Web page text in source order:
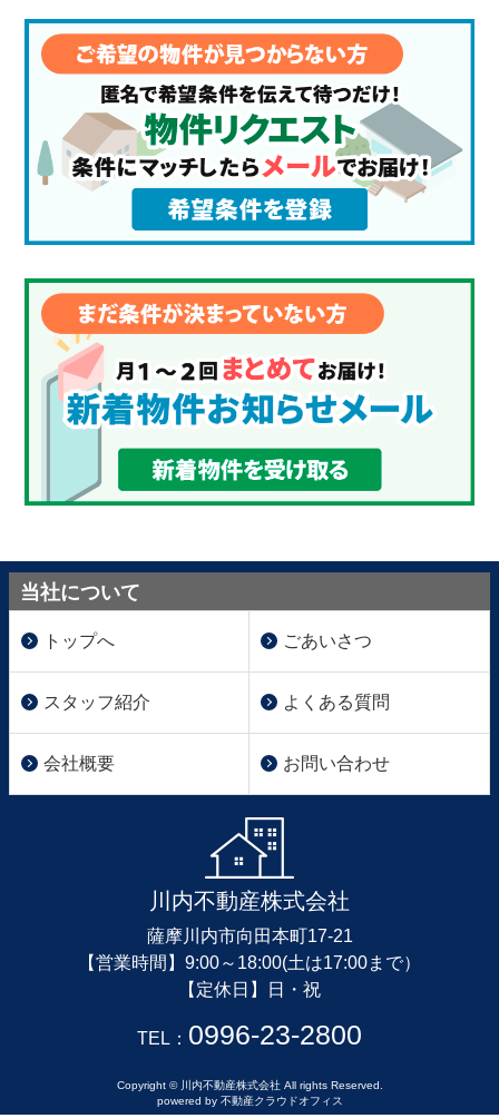
当社について
トップへ ごあいさつ
スタッフ紹介 よくある質問
会社概要 お問い合わせ
川内不動産株式会社
薩摩川内市向田本町17-21
【営業時間】9:00～18:00(土は17:00まで）
【定休日】日・祝
TEL： 0996-23-2800
Copyright © 川内不動産株式会社 All rights Reserved.
powered by 不動産クラウドオフィス